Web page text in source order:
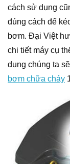
cách sử dụng
đúng cách để
bơm. Đại Việt
chi tiết máy cụ
dụng chúng ta
bơm chữa cháy